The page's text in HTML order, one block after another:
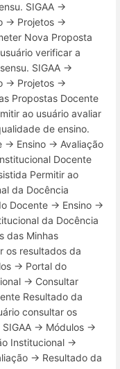
SIGAA →
→ Projetos →
Nova Proposta
verificar a
SIGAA →
→ Projetos →
Propostas Docente
ao usuário avaliar
de ensino.
→ Ensino → Avaliação
Docente
Permitir ao
da Docência
Docente → Ensino →
da Docência
das Minhas
os resultados da
→ Portal do
→ Consultar
Resultado da
consultar os
SIGAA → Módulos →
Institucional →
→ Resultado da